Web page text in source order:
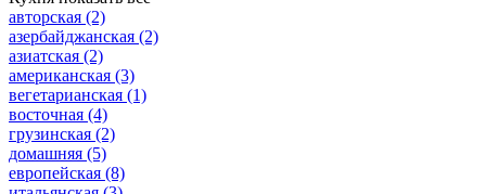
авторская (2)
азербайджанская (2)
азиатская (2)
американская (3)
вегетарианская (1)
восточная (4)
грузинская (2)
домашняя (5)
европейская (8)